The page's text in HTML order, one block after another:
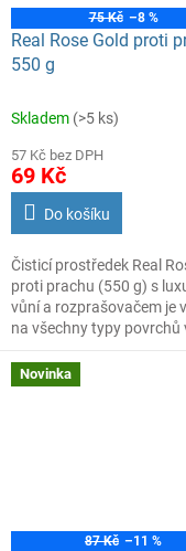
75 Kč –8 %
Real Rose Gold proti
550 g
Skladem (>5 ks)
57 Kč bez DPH
69 Kč
Do košíku
Čisticí prostředek Real
proti prachu (550 g) s
vůní a rozprašovačem je
na všechny typy povrchů
antistatické přísady účinně
zabraňuje rychlému
Novinka
87 Kč –11 %